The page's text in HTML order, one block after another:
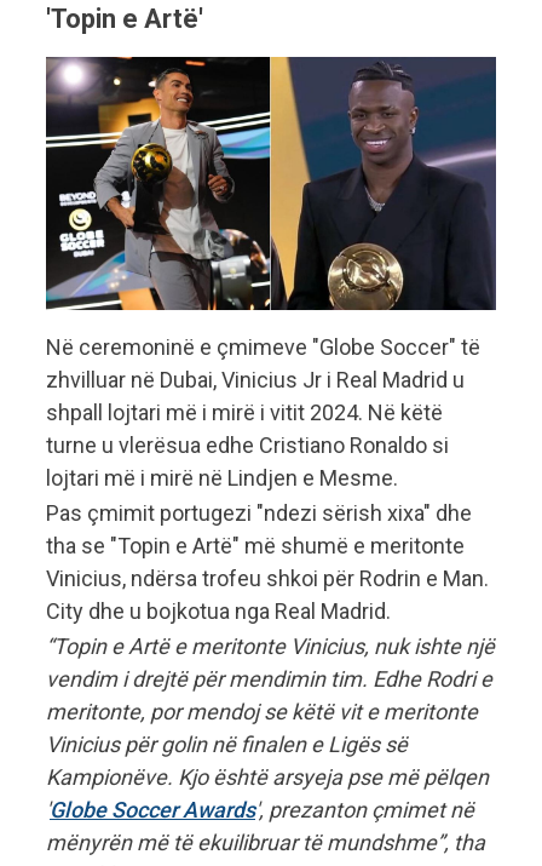
'Topin e Artë'
Në ceremoninë e çmimeve "Globe Soccer" të
zhvilluar në Dubai, Vinicius Jr i Real Madrid u
shpall lojtari më i mirë i vitit 2024. Në këtë
turne u vlerësua edhe Cristiano Ronaldo si
lojtari më i mirë në Lindjen e Mesme.
Pas çmimit portugezi "ndezi sërish xixa" dhe
tha se "Topin e Artë" më shumë e meritonte
Vinicius, ndërsa trofeu shkoi për Rodrin e Man.
City dhe u bojkotua nga Real Madrid.
“Topin e Artë e meritonte Vinicius, nuk ishte një
vendim i drejtë për mendimin tim. Edhe Rodri e
meritonte, por mendoj se këtë vit e meritonte
Vinicius për golin në finalen e Ligës së
Kampionëve. Kjo është arsyeja pse më pëlqen
Globe Soccer Awards', prezanton çmimet në
mënyrën më të ekuilibruar të mundshme”, tha